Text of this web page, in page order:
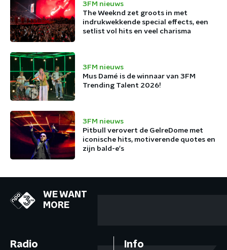
3FM nieuws
The Weeknd zet groots in met
indrukwekkende special effects, een
setlist vol hits en veel charisma
3FM nieuws
Mus Damé is de winnaar van 3FM
Trending Talent 2026!
3FM nieuws
Pitbull verovert de GelreDome met
iconische hits, motiverende quotes en
zijn bald-e's
WE WANT
MORE
Radio Info